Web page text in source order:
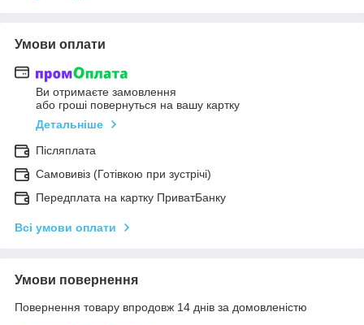
Умови оплати
Ви отримаєте замовлення
або гроші повернуться на вашу картку
Детальніше
Післяплата
Самовивіз (Готівкою при зустрічі)
Передплата на картку ПриватБанку
Всі умови оплати
Умови повернення
Повернення товару впродовж 14 днів за домовленістю